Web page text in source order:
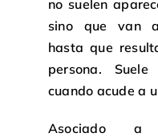
no suelen
sino que van
hasta que
persona.
cuando acude a
Asociado